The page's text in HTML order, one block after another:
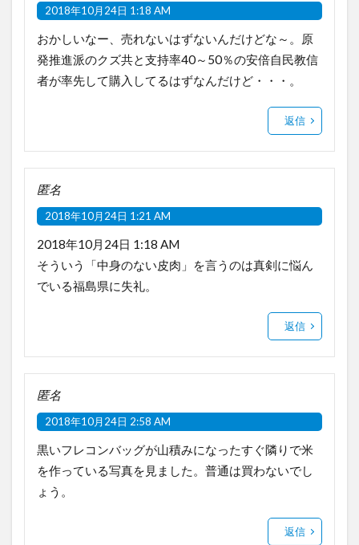
2018年10月24日 1:18 AM
おかしいなー、売れないはずないんだけどな～。原
発推進派のクズ共と支持率40～50％の安倍自民教信
者が率先して購入してるはずなんだけど・・・。
返信
匿名
2018年10月24日 1:21 AM
2018年10月24日 1:18 AM
そういう「中身のない皮肉」を言うのは真剣に悩ん
でいる福島県に失礼。
返信
匿名
2018年10月24日 2:58 AM
黒いフレコンバッグが山積みになったすぐ隣りで米
を作っている写真を見ました。普通は買わないでし
ょう。
返信